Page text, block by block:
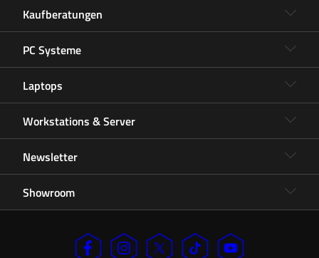
Kaufberatungen
PC Systeme
Laptops
Workstations & Server
Newsletter
Showroom